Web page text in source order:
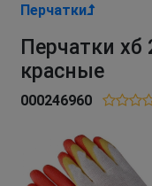
Перчатки
Перчатки хб
красные
000246960